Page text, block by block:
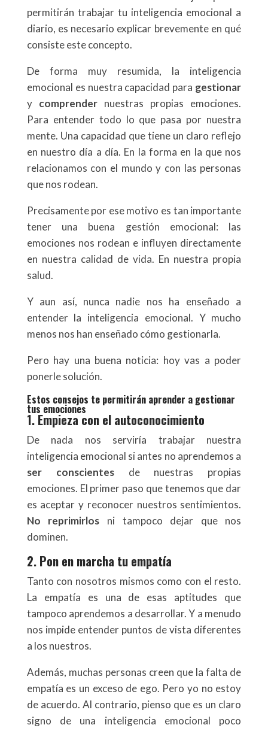
permitirán trabajar tu inteligencia emocional a
diario, es necesario explicar brevemente en qué
consiste este concepto.
De forma muy resumida, la inteligencia
emocional es nuestra capacidad para gestionar
y comprendernuestras propias emociones.
Para entender todo lo que pasa por nuestra
mente. Una capacidad que tiene un claro reflejo
en nuestro día a día. En la forma en la que nos
relacionamos con el mundo y con las personas
que nos rodean.
Precisamente por ese motivo es tan importante
tener una buena gestión emocional: las
emociones nos rodean e influyen directamente
en nuestra calidad de vida. En nuestra propia
salud.
Y aun así, nunca nadie nos ha enseñado a
entender la inteligencia emocional. Y mucho
menos nos han enseñado cómo gestionarla.
Pero hay una buena noticia: hoy vas a poder
ponerle solución.
Estos consejos te permitirán aprender a gestionar
tus emociones
1. Empieza con el autoconocimiento
De nada nos serviría trabajar nuestra
inteligencia emocional si antes no aprendemos a
ser conscientesde nuestras propias
emociones. El primer paso que tenemos que dar
es aceptar y reconocer nuestros sentimientos.
No reprimirlos ni tampoco dejar que nos
dominen.
2. Pon en marcha tu empatía
Tanto con nosotros mismos como con el resto.
La empatía es una de esas aptitudes que
tampoco aprendemos a desarrollar. Y a menudo
nos impide entender puntos de vista diferentes
a los nuestros.
Además, muchas personas creen que la falta de
empatía es un exceso de ego. Pero yo no estoy
de acuerdo. Al contrario, pienso que es un claro
signo de una inteligencia emocional poco